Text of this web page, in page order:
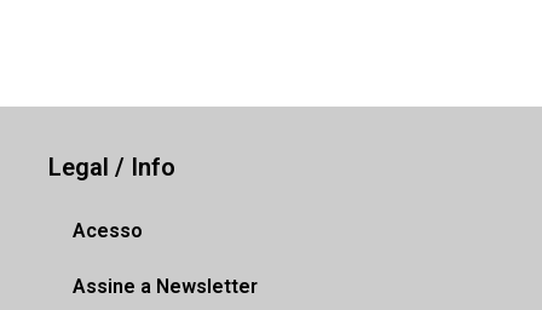
Legal / Info
Acesso
Assine a Newsletter